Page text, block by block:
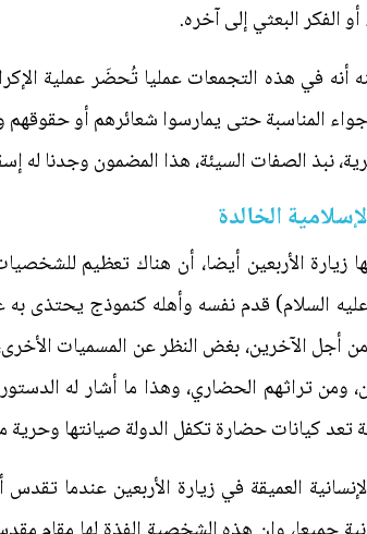
الفكر البعثي إلى آخره.
أنه في هذه التجمعات عمليا تُحضَر عملية
المناسبة حتى يمارسوا شعائرهم أو
نبذ الصفات السيئة، هذا المضمون وجدنا
الخالدة
زيارة الأربعين أيضا، أن هناك تعظيم
السلام) قدم نفسه وأهله كنموذج يحتذى به
أجل الآخرين، بغض النظر عن المسميات
ومن تراثهم الحضاري، وهذا ما أشار له
تعد كيانات حضارة تكفل الدولة صيانتها وحرية
العميقة في زيارة الأربعين عندما